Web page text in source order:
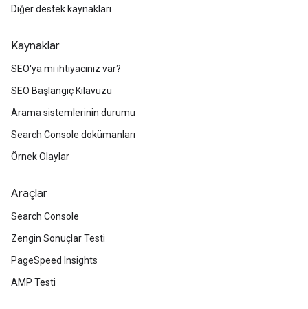
Diğer destek kaynakları
Kaynaklar
SEO'ya mı ihtiyacınız var?
SEO Başlangıç Kılavuzu
Arama sistemlerinin durumu
Search Console dokümanları
Örnek Olaylar
Araçlar
Search Console
Zengin Sonuçlar Testi
PageSpeed Insights
AMP Testi